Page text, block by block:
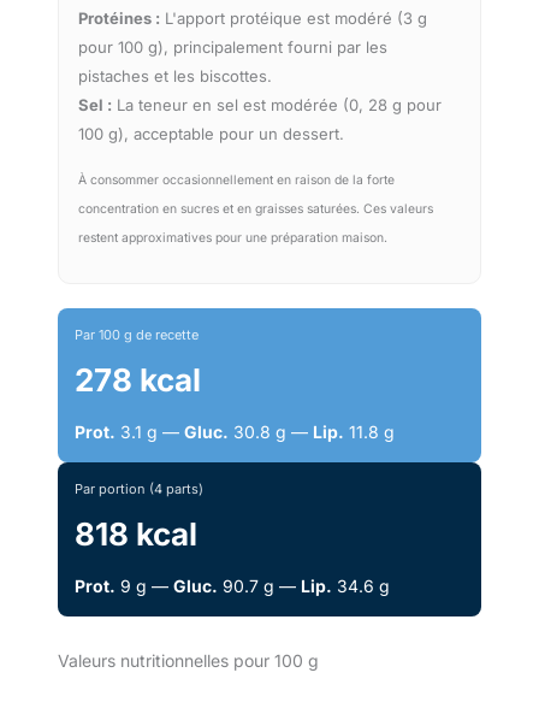
Protéines : L'apport protéique est modéré (3 g
pour 100 g), principalement fourni par les
pistaches et les biscottes.
Sel : La teneur en sel est modérée (0, 28 g pour
100 g), acceptable pour un dessert.
À consommer occasionnellement en raison de la forte
concentration en sucres et en graisses saturées. Ces valeurs
restent approximatives pour une préparation maison.
Par 100 g de recette
278 kcal
Prot. 3.1 g — Gluc. 30.8 g — Lip. 11.8 g
Par portion (4 parts)
818 kcal
Prot. 9 g — Gluc. 90.7 g — Lip. 34.6 g
Valeurs nutritionnelles pour 100 g